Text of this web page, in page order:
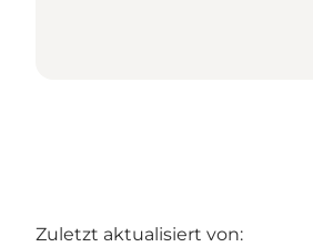
Zuletzt aktualisiert von: